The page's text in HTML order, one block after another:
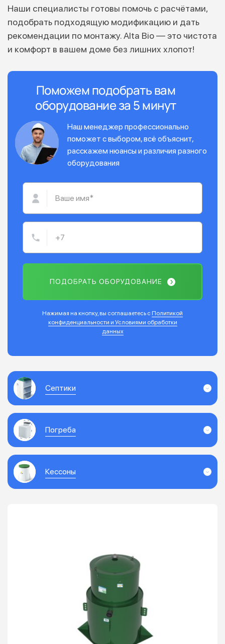
Наши специалисты готовы помочь с расчётами,
подобрать подходящую модификацию и дать
рекомендации по монтажу. Alta Bio — это чистота
и комфорт в вашем доме без лишних хлопот!
Поможем подобрать вам
оборудование за 5 минут
Наш менеджер профессионально
поможет с выбором, всё объяснит,
расскажем нюансы и различия разного
оборудования
ПОДОБРАТЬ ОБОРУДОВАНИЕ
Нажимая на кнопку, вы соглашаетесь с Политикой
конфиденциальности и Условиями обработки
данных
Септики
Погреба
Кессоны